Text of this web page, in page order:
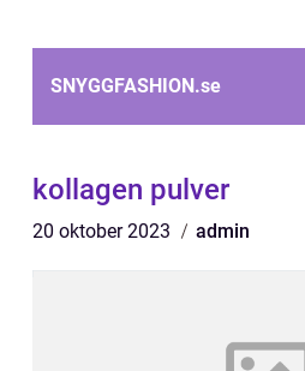
SNYGGFASHION.se
kollagen pulver
20 oktober 2023 admin